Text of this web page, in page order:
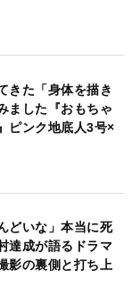
きた「身体を描き
ました『おもちゃ
ピンク地底人3号×
どいな」本当に死
達成が語るドラマ
影の裏側と打ち上